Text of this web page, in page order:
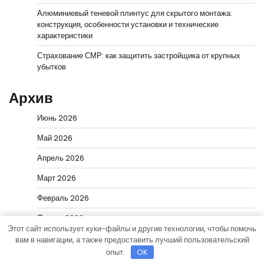
Алюминиевый теневой плинтус для скрытого монтажа:
конструкция, особенности установки и технические
характеристики
Страхование СМР: как защитить застройщика от крупных
убытков
Архив
Июнь 2026
Май 2026
Апрель 2026
Март 2026
Февраль 2026
Январь 2026
Декабрь 2025
Этот сайт использует куки-файлы и другие технологии, чтобы помочь
вам в навигации, а также предоставить лучший пользовательский
опыт.
OK